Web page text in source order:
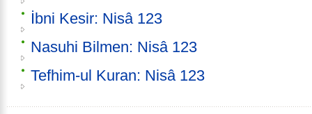
İbni Kesir: Nisâ 123
Nasuhi Bilmen: Nisâ 123
Tefhim-ul Kuran: Nisâ 123